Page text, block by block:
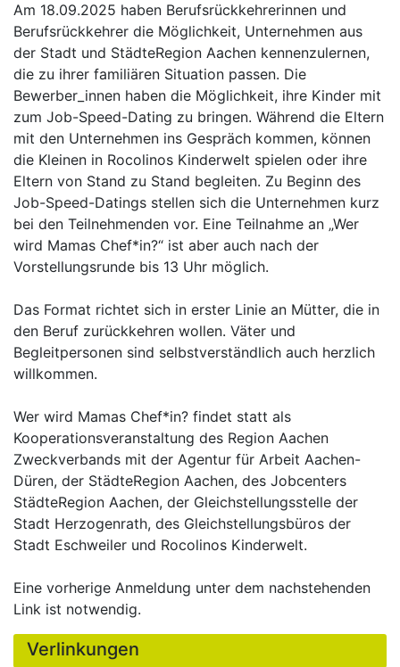
Am 18.09.2025 haben Berufsrückkehrerinnen und
Berufsrückkehrer die Möglichkeit, Unternehmen aus
der Stadt und StädteRegion Aachen kennenzulernen,
die zu ihrer familiären Situation passen. Die
Bewerber_innen haben die Möglichkeit, ihre Kinder mit
zum Job-Speed-Dating zu bringen. Während die Eltern
mit den Unternehmen ins Gespräch kommen, können
die Kleinen in Rocolinos Kinderwelt spielen oder ihre
Eltern von Stand zu Stand begleiten. Zu Beginn des
Job-Speed-Datings stellen sich die Unternehmen kurz
bei den Teilnehmenden vor. Eine Teilnahme an „Wer
wird Mamas Chef*in?“ ist aber auch nach der
Vorstellungsrunde bis 13 Uhr möglich.
Das Format richtet sich in erster Linie an Mütter, die in
den Beruf zurückkehren wollen. Väter und
Begleitpersonen sind selbstverständlich auch herzlich
willkommen.
Wer wird Mamas Chef*in? findet statt als
Kooperationsveranstaltung des Region Aachen
Zweckverbands mit der Agentur für Arbeit Aachen-
Düren, der StädteRegion Aachen, des Jobcenters
StädteRegion Aachen, der Gleichstellungsstelle der
Stadt Herzogenrath, des Gleichstellungsbüros der
Stadt Eschweiler und Rocolinos Kinderwelt.
Eine vorherige Anmeldung unter dem nachstehenden
Link ist notwendig.
Verlinkungen